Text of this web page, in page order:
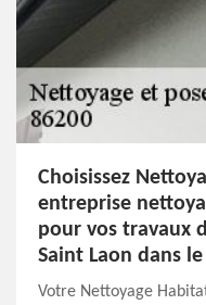
Choisissez
entreprise
pour vos travaux
Saint Laon dans
Votre Nettoyage